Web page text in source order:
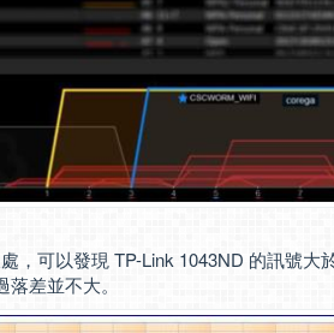
，可以發現 TP-Link 1043ND 的訊號大
差並不大。